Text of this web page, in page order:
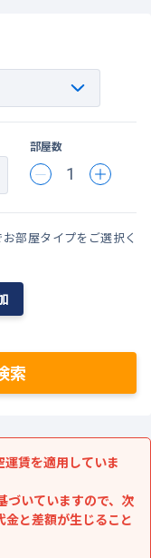
部屋数
1
部屋タイプをご選択く
索
賃を適用していま
づいていますので、次
と差額が生じること